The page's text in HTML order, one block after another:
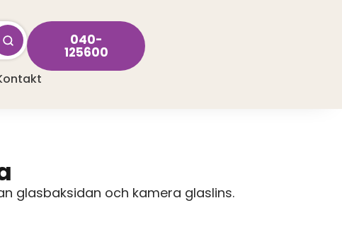
040-
125600
glasbaksidan och kamera glaslins.